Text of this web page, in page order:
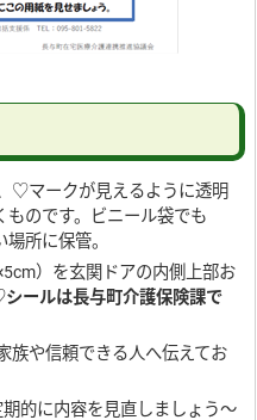
♡マークが見えるように透明
のです。ビニール袋でも
所に保管。
）を玄関ドアの内側上部お
ールは長与町介護保険課で
族や信頼できる人へ伝えてお
的に内容を見直しましょう～